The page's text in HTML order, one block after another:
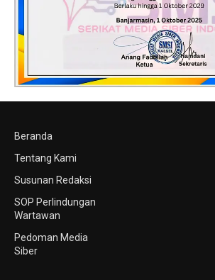
Beranda
Tentang Kami
Susunan Redaksi
SOP Perlindungan
Wartawan
Pedoman Media
Siber